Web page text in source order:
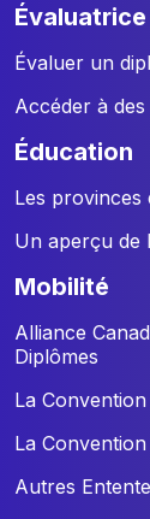
Évaluer un
Accéder à
éducation
Les provinces
Un aperçu de
mobilité
Alliance
Diplômes
La
La
Autres